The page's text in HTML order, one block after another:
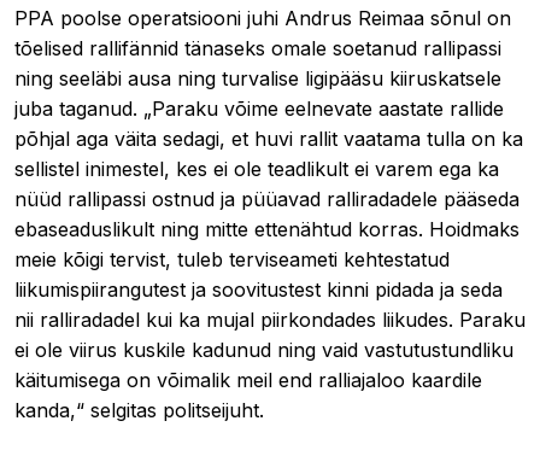
PPA poolse operatsiooni juhi Andrus Reimaa sõnul on
tõelised rallifännid tänaseks omale soetanud rallipassi
ning seeläbi ausa ning turvalise ligipääsu kiiruskatsele
juba taganud. „Paraku võime eelnevate aastate rallide
põhjal aga väita sedagi, et huvi rallit vaatama tulla on ka
sellistel inimestel, kes ei ole teadlikult ei varem ega ka
nüüd rallipassi ostnud ja püüavad ralliradadele pääseda
ebaseaduslikult ning mitte ettenähtud korras. Hoidmaks
meie kõigi tervist, tuleb terviseameti kehtestatud
liikumispiirangutest ja soovitustest kinni pidada ja seda
nii ralliradadel kui ka mujal piirkondades liikudes. Paraku
ei ole viirus kuskile kadunud ning vaid vastutustundliku
käitumisega on võimalik meil end ralliajaloo kaardile
kanda,“ selgitas politseijuht.